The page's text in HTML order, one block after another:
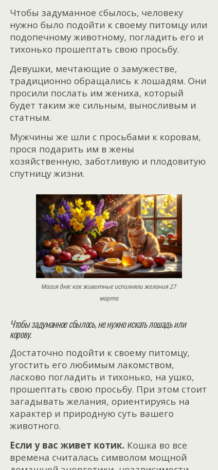
Чтобы задуманное сбылось, человеку
нужно было подойти к своему питомцу или
подопечному животному, погладить его и
тихонько прошептать свою просьбу.
Девушки, мечтающие о замужестве,
традиционно обращались к лошадям. Они
просили послать им жениха, который
будет таким же сильным, выносливым и
статным.
Мужчины же шли с просьбами к коровам,
прося подарить им в жены
хозяйственную, заботливую и плодовитую
спутницу жизни.
Магия дня: как животные исполняли желания 27
марта
Чтобы задуманное сбылось, не нужно искать лошадь или
корову.
Достаточно подойти к своему питомцу,
угостить его любимым лакомством,
ласково погладить и тихонько, на ушко,
прошептать свою просьбу. При этом стоит
загадывать желания, ориентируясь на
характер и природную суть вашего
животного.
Если у вас живет котик. Кошка во все
времена считалась символом мощной